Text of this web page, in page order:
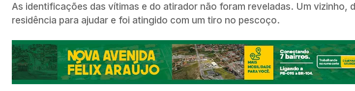
As identificações das vítimas e do atirador não foram reveladas. Um vizinho,
residência para ajudar e foi atingido com um tiro no pescoço.